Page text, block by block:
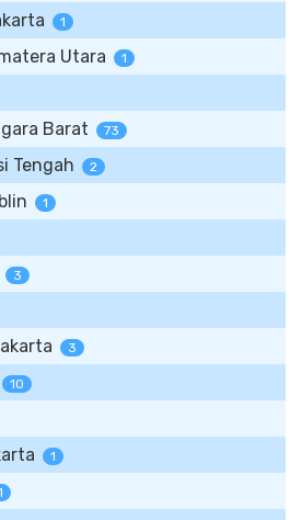
1
Utara 1
Barat 73
Tengah 2
1
3
3
10
1